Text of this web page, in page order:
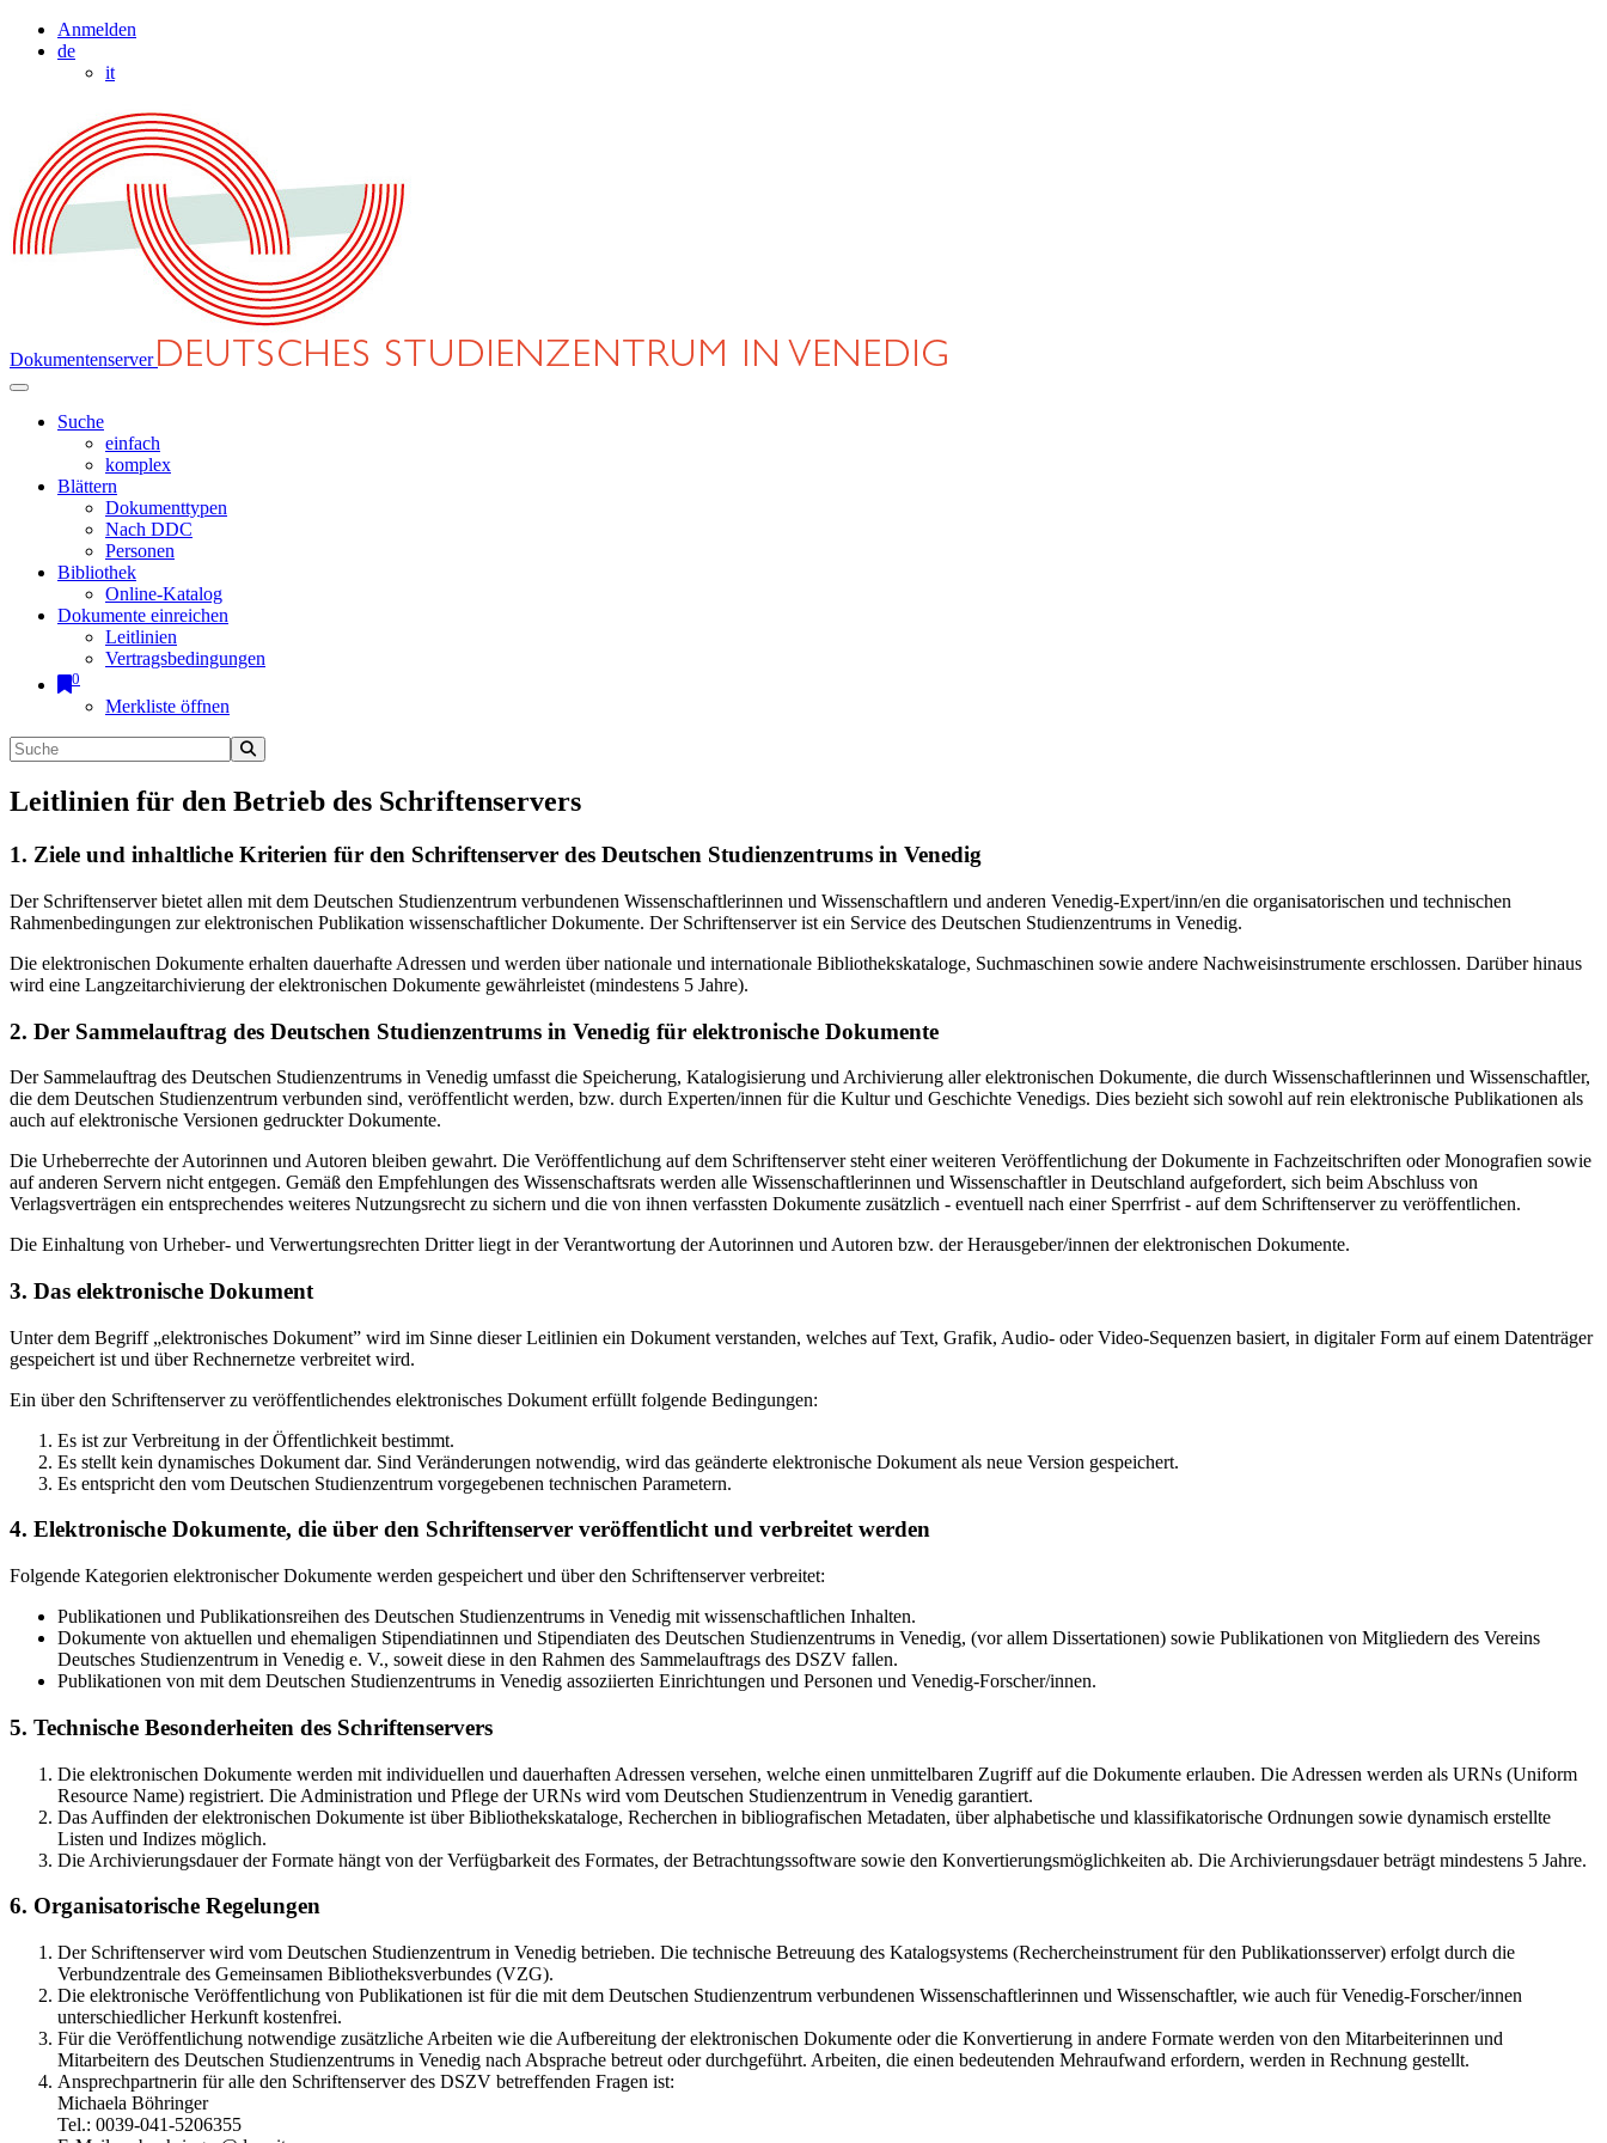
Anmelden
de
it
Dokumentenserver
Suche
einfach
komplex
Blättern
Dokumenttypen
Nach DDC
Personen
Bibliothek
Online-Katalog
Dokumente einreichen
Leitlinien
Vertragsbedingungen
0
Merkliste öffnen
Leitlinien für den Betrieb des Schriftenservers
1. Ziele und inhaltliche Kriterien für den Schriftenserver des Deutschen Studienzentrums in Venedig
Der Schriftenserver bietet allen mit dem Deutschen Studienzentrum verbundenen Wissenschaftlerinnen und Wissenschaftlern und anderen Venedig-Expert/inn/en die organisatorischen und technischen
Rahmenbedingungen zur elektronischen Publikation wissenschaftlicher Dokumente. Der Schriftenserver ist ein Service des Deutschen Studienzentrums in Venedig.
Die elektronischen Dokumente erhalten dauerhafte Adressen und werden über nationale und internationale Bibliothekskataloge, Suchmaschinen sowie andere Nachweisinstrumente erschlossen. Darüber hinaus
wird eine Langzeitarchivierung der elektronischen Dokumente gewährleistet (mindestens 5 Jahre).
2. Der Sammelauftrag des Deutschen Studienzentrums in Venedig für elektronische Dokumente
Der Sammelauftrag des Deutschen Studienzentrums in Venedig umfasst die Speicherung, Katalogisierung und Archivierung aller elektronischen Dokumente, die durch Wissenschaftlerinnen und Wissenschaftler,
die dem Deutschen Studienzentrum verbunden sind, veröffentlicht werden, bzw. durch Experten/innen für die Kultur und Geschichte Venedigs. Dies bezieht sich sowohl auf rein elektronische Publikationen als
auch auf elektronische Versionen gedruckter Dokumente.
Die Urheberrechte der Autorinnen und Autoren bleiben gewahrt. Die Veröffentlichung auf dem Schriftenserver steht einer weiteren Veröffentlichung der Dokumente in Fachzeitschriften oder Monografien sowie
auf anderen Servern nicht entgegen. Gemäß den Empfehlungen des Wissenschaftsrats werden alle Wissenschaftlerinnen und Wissenschaftler in Deutschland aufgefordert, sich beim Abschluss von
Verlagsverträgen ein entsprechendes weiteres Nutzungsrecht zu sichern und die von ihnen verfassten Dokumente zusätzlich - eventuell nach einer Sperrfrist - auf dem Schriftenserver zu veröffentlichen.
Die Einhaltung von Urheber- und Verwertungsrechten Dritter liegt in der Verantwortung der Autorinnen und Autoren bzw. der Herausgeber/innen der elektronischen Dokumente.
3. Das elektronische Dokument
Unter dem Begriff „elektronisches Dokument” wird im Sinne dieser Leitlinien ein Dokument verstanden, welches auf Text, Grafik, Audio- oder Video-Sequenzen basiert, in digitaler Form auf einem Datenträger
gespeichert ist und über Rechnernetze verbreitet wird.
Ein über den Schriftenserver zu veröffentlichendes elektronisches Dokument erfüllt folgende Bedingungen:
Es ist zur Verbreitung in der Öffentlichkeit bestimmt.
Es stellt kein dynamisches Dokument dar. Sind Veränderungen notwendig, wird das geänderte elektronische Dokument als neue Version gespeichert.
Es entspricht den vom Deutschen Studienzentrum vorgegebenen technischen Parametern.
4. Elektronische Dokumente, die über den Schriftenserver veröffentlicht und verbreitet werden
Folgende Kategorien elektronischer Dokumente werden gespeichert und über den Schriftenserver verbreitet:
Publikationen und Publikationsreihen des Deutschen Studienzentrums in Venedig mit wissenschaftlichen Inhalten.
Dokumente von aktuellen und ehemaligen Stipendiatinnen und Stipendiaten des Deutschen Studienzentrums in Venedig, (vor allem Dissertationen) sowie Publikationen von Mitgliedern des Vereins
Deutsches Studienzentrum in Venedig e. V., soweit diese in den Rahmen des Sammelauftrags des DSZV fallen.
Publikationen von mit dem Deutschen Studienzentrums in Venedig assoziierten Einrichtungen und Personen und Venedig-Forscher/innen.
5. Technische Besonderheiten des Schriftenservers
Die elektronischen Dokumente werden mit individuellen und dauerhaften Adressen versehen, welche einen unmittelbaren Zugriff auf die Dokumente erlauben. Die Adressen werden als URNs (Uniform
Resource Name) registriert. Die Administration und Pflege der URNs wird vom Deutschen Studienzentrum in Venedig garantiert.
Das Auffinden der elektronischen Dokumente ist über Bibliothekskataloge, Recherchen in bibliografischen Metadaten, über alphabetische und klassifikatorische Ordnungen sowie dynamisch erstellte
Listen und Indizes möglich.
Die Archivierungsdauer der Formate hängt von der Verfügbarkeit des Formates, der Betrachtungssoftware sowie den Konvertierungsmöglichkeiten ab. Die Archivierungsdauer beträgt mindestens 5 Jahre.
6. Organisatorische Regelungen
Der Schriftenserver wird vom Deutschen Studienzentrum in Venedig betrieben. Die technische Betreuung des Katalogsystems (Rechercheinstrument für den Publikationsserver) erfolgt durch die
Verbundzentrale des Gemeinsamen Bibliotheksverbundes (VZG).
Die elektronische Veröffentlichung von Publikationen ist für die mit dem Deutschen Studienzentrum verbundenen Wissenschaftlerinnen und Wissenschaftler, wie auch für Venedig-Forscher/innen
unterschiedlicher Herkunft kostenfrei.
Für die Veröffentlichung notwendige zusätzliche Arbeiten wie die Aufbereitung der elektronischen Dokumente oder die Konvertierung in andere Formate werden von den Mitarbeiterinnen und
Mitarbeitern des Deutschen Studienzentrums in Venedig nach Absprache betreut oder durchgeführt. Arbeiten, die einen bedeutenden Mehraufwand erfordern, werden in Rechnung gestellt.
Ansprechpartnerin für alle den Schriftenserver des DSZV betreffenden Fragen ist:
Michaela Böhringer
Tel.: 0039-041-5206355